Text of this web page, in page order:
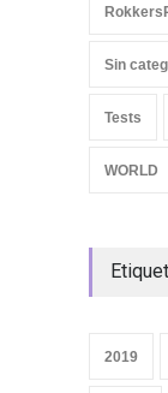
Sin
Tests
WORLD
2019